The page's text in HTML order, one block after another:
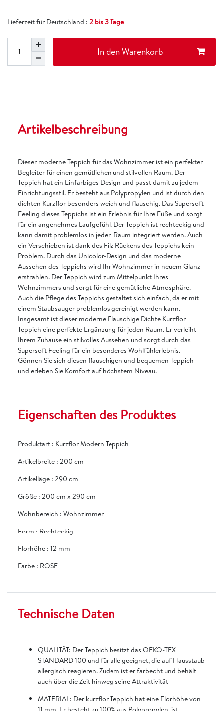
Lieferzeit für Deutschland : 2 bis 3 Tage
In den Warenkorb
Artikelbeschreibung
Dieser moderne Teppich für das Wohnzimmer ist ein perfekter
Begleiter für einen gemütlichen und stilvollen Raum. Der
Teppich hat ein Einfarbiges Design und passt damit zu jedem
Einrichtungsstil. Er besteht aus Polypropylen und ist durch den
dichten Kurzflor besonders weich und flauschig. Das Supersoft
Feeling dieses Teppichs ist ein Erlebnis für Ihre Füße und sorgt
für ein angenehmes Laufgefühl. Der Teppich ist rechteckig und
kann damit problemlos in jeden Raum integriert werden. Auch
ein Verschieben ist dank des Filz Rückens des Teppichs kein
Problem. Durch das Unicolor-Design und das moderne
Aussehen des Teppichs wird Ihr Wohnzimmer in neuem Glanz
erstrahlen. Der Teppich wird zum Mittelpunkt Ihres
Wohnzimmers und sorgt für eine gemütliche Atmosphäre.
Auch die Pflege des Teppichs gestaltet sich einfach, da er mit
einem Staubsauger problemlos gereinigt werden kann.
Insgesamt ist dieser moderne Flauschige Dichte Kurzflor
Teppich eine perfekte Ergänzung für jeden Raum. Er verleiht
Ihrem Zuhause ein stilvolles Aussehen und sorgt durch das
Supersoft Feeling für ein besonderes Wohlfühlerlebnis.
Gönnen Sie sich diesen flauschigen und bequemen Teppich
und erleben Sie Komfort auf höchstem Niveau.
Eigenschaften des Produktes
Produktart : Kurzflor Modern Teppich
Artikelbreite : 200 cm
Artikelläge : 290 cm
Größe : 200 cm x 290 cm
Wohnbereich : Wohnzimmer
Form : Rechteckig
Florhöhe : 12 mm
Farbe : ROSE
Technische Daten
QUALITÄT: Der Teppich besitzt das OEKO-TEX
STANDARD 100 und für alle geeignet, die auf Hausstaub
allergisch reagieren. Zudem ist er farbecht und behält
auch über die Zeit hinweg seine Attraktivität
MATERIAL: Der kurzflor Teppich hat eine Florhöhe von
11 mm. Er besteht zu 100% aus Polypropylen, ist